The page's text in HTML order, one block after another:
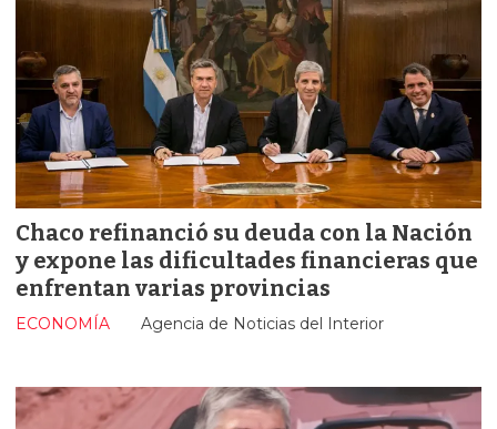
Chaco refinanció su deuda con la Nación
y expone las dificultades financieras que
enfrentan varias provincias
Agencia de Noticias del Interior
ECONOMÍA